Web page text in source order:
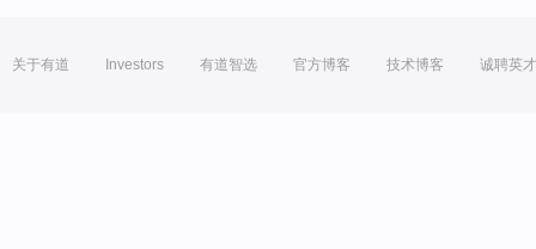
关于有道 Investors 有道智选 官方博客 技术博客 诚聘英才